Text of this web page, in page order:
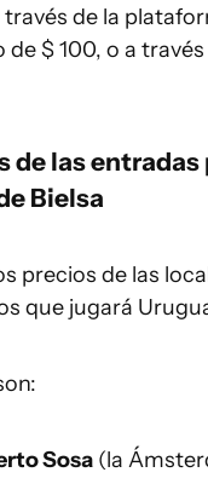
de la
$ 100, o a
de las entradas
Bielsa
precios de las
que jugará
Sosa (la